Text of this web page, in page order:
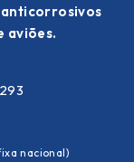
aviões.
nacional)